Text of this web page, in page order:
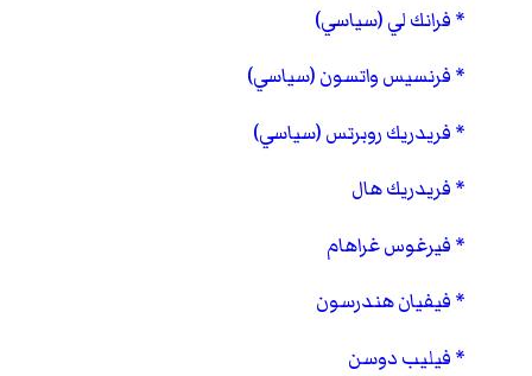
فرانك لي (سياسي)
فرنسيس واتسون (سياسي)
فريدريك روبرتس (سياسي)
فريدريك هال
فيرغوس غراهام
فيفيان هندرسون
فيليب دوسن